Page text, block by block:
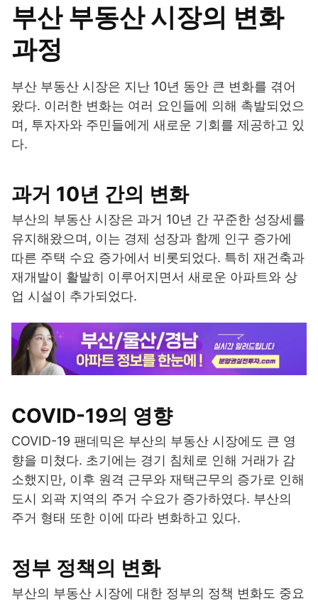
부산 부동산 시장의 변화
과정
부산 부동산 시장은 지난 10년 동안 큰 변화를 겪어
왔다. 이러한 변화는 여러 요인들에 의해 촉발되었으
며, 투자자와 주민들에게 새로운 기회를 제공하고 있
다.
과거 10년 간의 변화
부산의 부동산 시장은 과거 10년 간 꾸준한 성장세를
유지해왔으며, 이는 경제 성장과 함께 인구 증가에
따른 주택 수요 증가에서 비롯되었다. 특히 재건축과
재개발이 활발히 이루어지면서 새로운 아파트와 상
업 시설이 추가되었다.
COVID-19의 영향
COVID-19 팬데믹은 부산의 부동산 시장에도 큰 영
향을 미쳤다. 초기에는 경기 침체로 인해 거래가 감
소했지만, 이후 원격 근무와 재택근무의 증가로 인해
도시 외곽 지역의 주거 수요가 증가하였다. 부산의
주거 형태 또한 이에 따라 변화하고 있다.
정부 정책의 변화
부산의 부동산 시장에 대한 정부의 정책 변화도 중요